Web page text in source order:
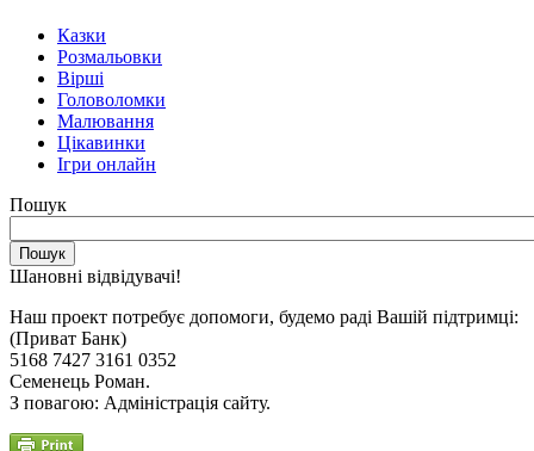
Казки
Розмальовки
Вірші
Головоломки
Малювання
Цікавинки
Ігри онлайн
Пошук
Шановні відвідувачі!
Наш проект потребує допомоги, будемо раді Вашій підтримці:
(Приват Банк)
5168 7427 3161 0352
Семенець Роман.
З повагою: Адміністрація сайту.